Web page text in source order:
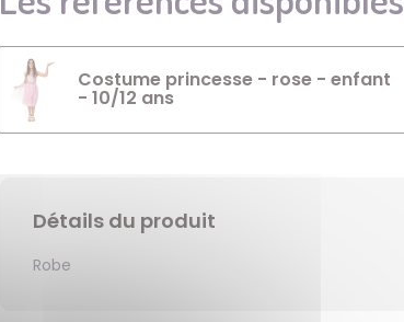
Costume princesse - rose - enfant
- 10/12 ans
Détails du produit
Robe